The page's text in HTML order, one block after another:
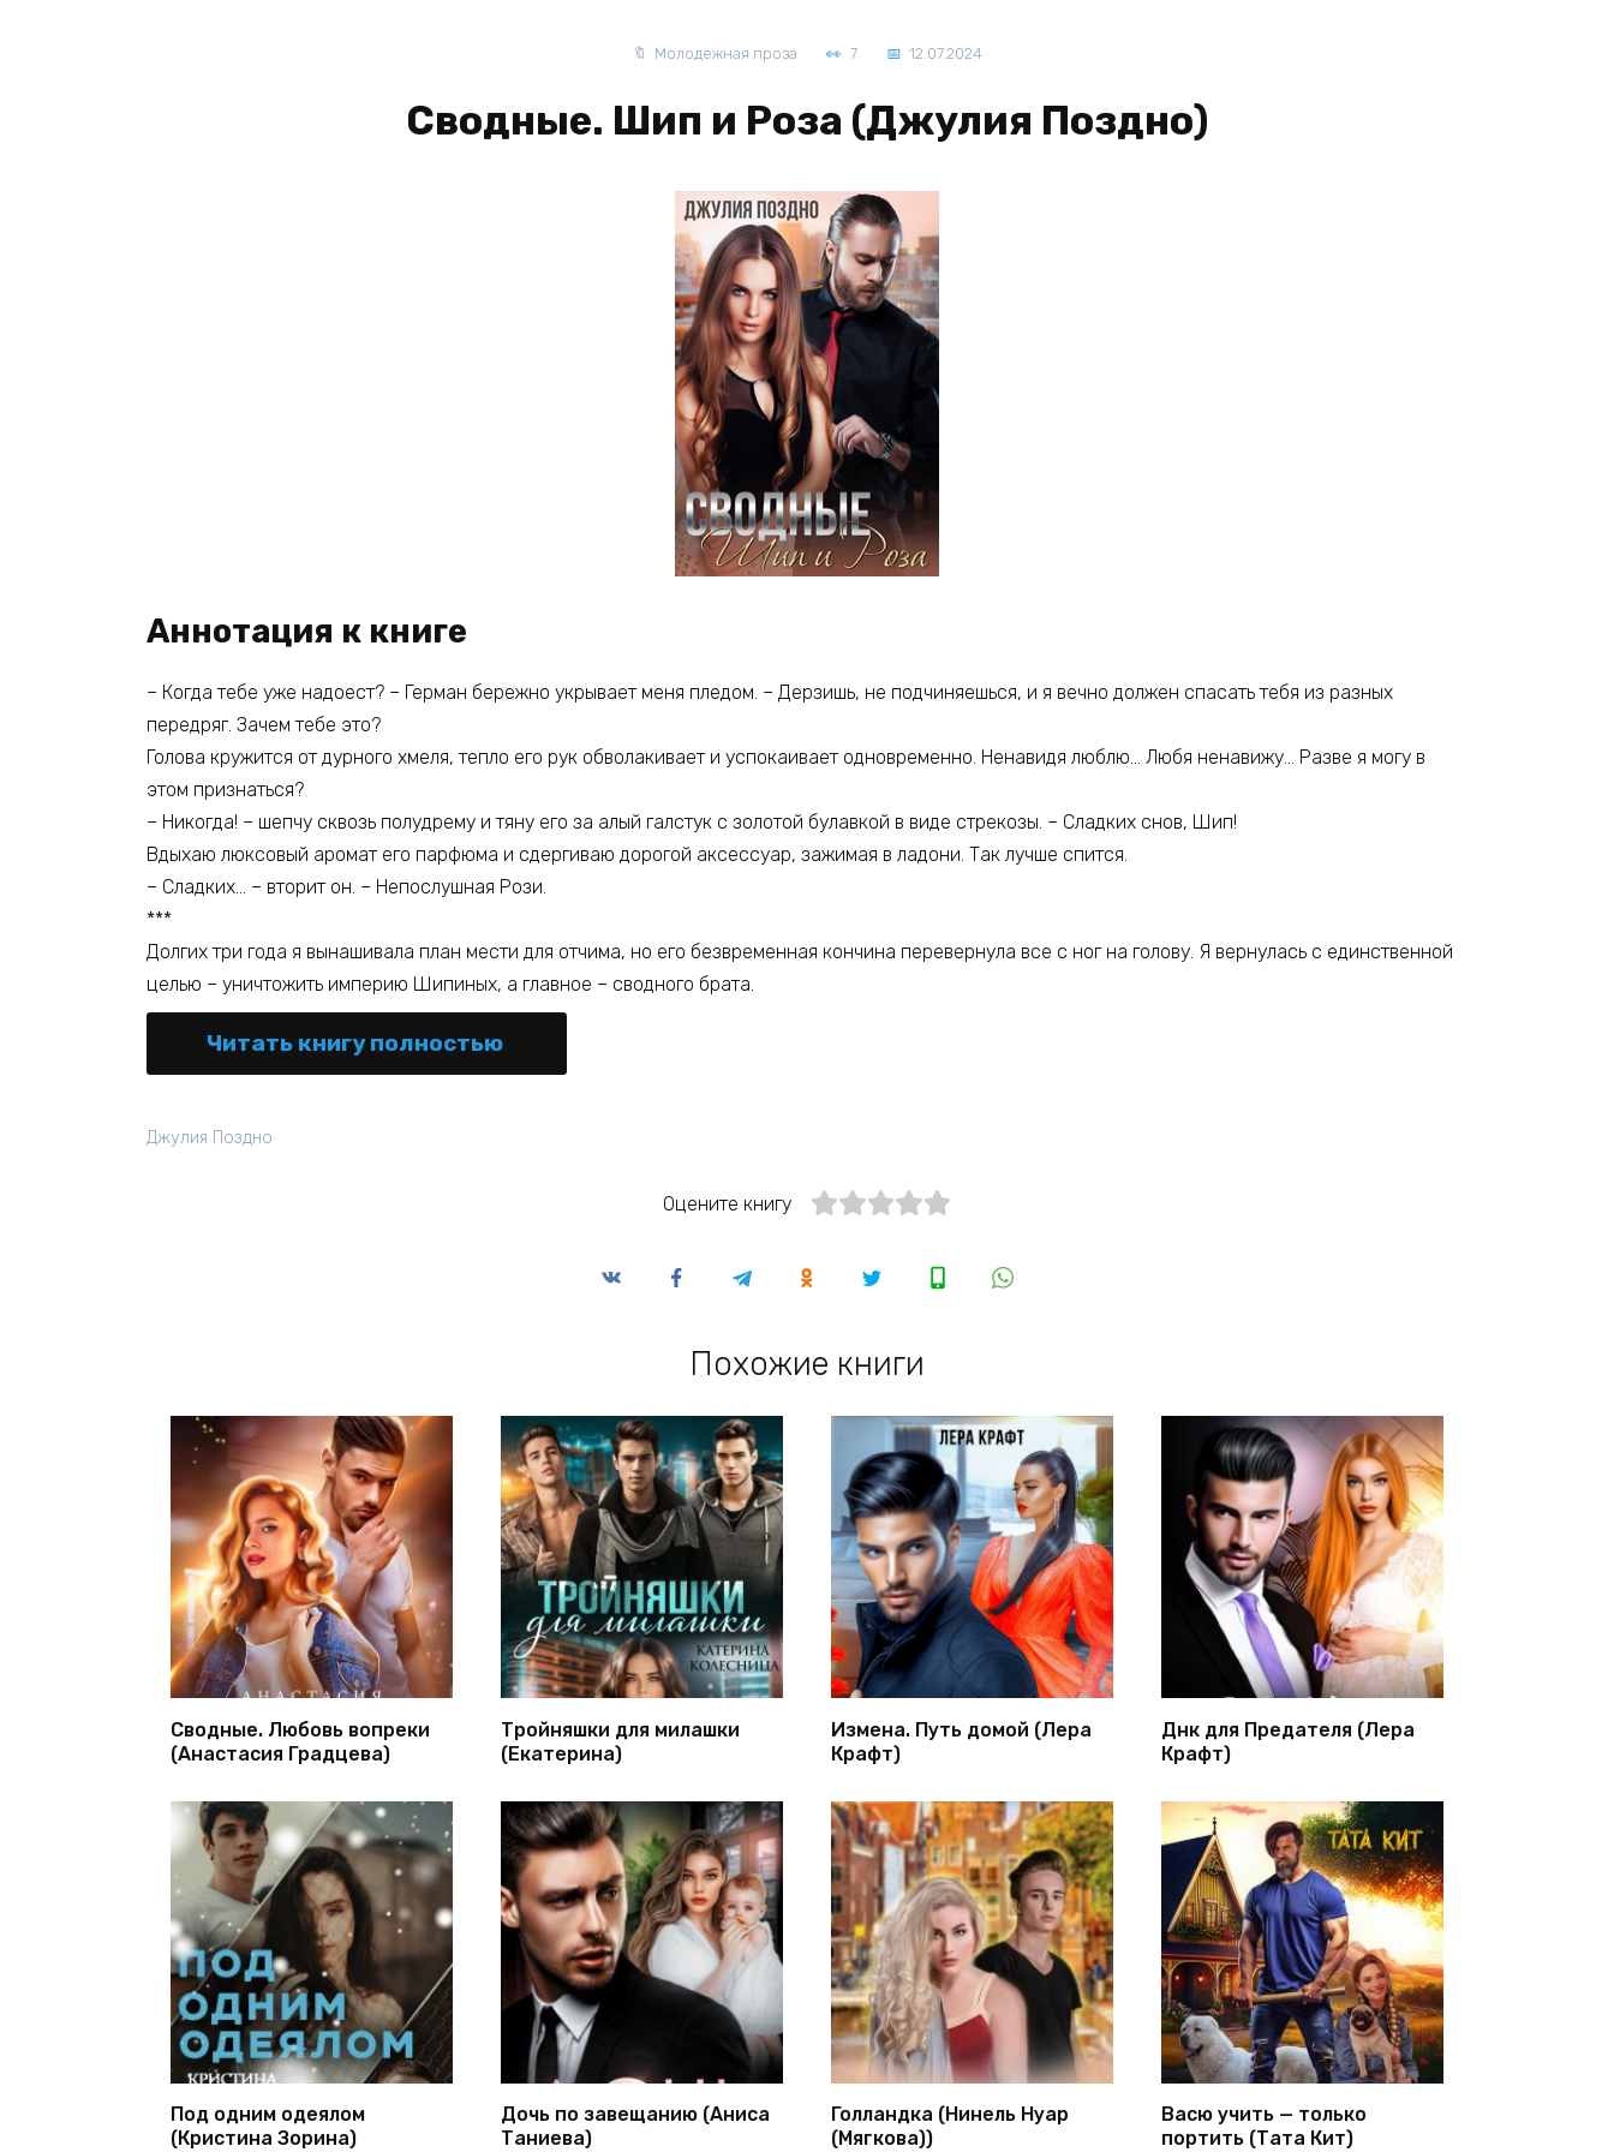
Молодежная проза 7 12.07.2024
Сводные. Шип и Роза (Джулия Поздно)
Аннотация к книге
– Когда тебе уже надоест? – Герман бережно укрывает меня пледом. – Дерзишь, не подчиняешься, и я вечно должен спасать тебя из разных
передряг. Зачем тебе это?
Голова кружится от дурного хмеля, тепло его рук обволакивает и успокаивает одновременно. Ненавидя люблю… Любя ненавижу… Разве я могу в
этом признаться?
– Никогда! – шепчу сквозь полудрему и тяну его за алый галстук с золотой булавкой в виде стрекозы. – Сладких снов, Шип!
Вдыхаю люксовый аромат его парфюма и сдергиваю дорогой аксессуар, зажимая в ладони. Так лучше спится.
– Сладких… – вторит он. – Непослушная Рози.
***
Долгих три года я вынашивала план мести для отчима, но его безвременная кончина перевернула все с ног на голову. Я вернулась с единственной
целью – уничтожить империю Шипиных, а главное – сводного брата.
Читать книгу полностью
Джулия Поздно
Оцените книгу
Похожие книги
Сводные. Любовь вопреки
(Анастасия Градцева)
Тройняшки для милашки
(Екатерина)
Измена. Путь домой (Лера
Крафт)
Днк для Предателя (Лера
Крафт)
Под одним одеялом
(Кристина Зорина)
Дочь по завещанию (Аниса
Таниева)
Голландка (Нинель Нуар
(Мягкова))
Васю учить — только
портить (Тата Кит)